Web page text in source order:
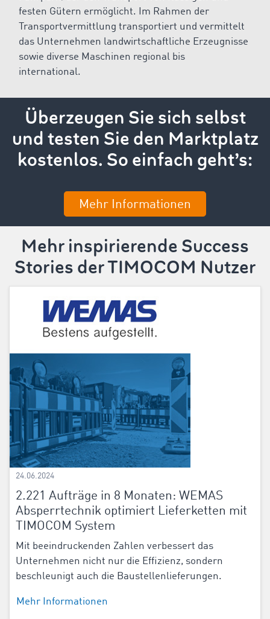
festen Gütern ermöglicht. Im Rahmen der
Transportvermittlung transportiert und vermittelt
das Unternehmen landwirtschaftliche Erzeugnisse
sowie diverse Maschinen regional bis
international.
Überzeugen Sie sich selbst
und testen Sie den Marktplatz
kostenlos. So einfach geht’s:
Mehr Informationen
Mehr inspirierende Success
Stories der TIMOCOM Nutzer
24.06.2024
2.221 Aufträge in 8 Monaten: WEMAS
Absperrtechnik optimiert Lieferketten mit
TIMOCOM System
Mit beeindruckenden Zahlen verbessert das
Unternehmen nicht nur die Effizienz, sondern
beschleunigt auch die Baustellenlieferungen.
Mehr Informationen